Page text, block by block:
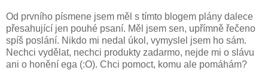
Od prvního písmene jsem měl s tímto blogem plány dalece
přesahující jen pouhé psaní. Měl jsem sen, upřímně řečeno
spíš poslání. Nikdo mi nedal úkol, vymyslel jsem ho sám.
Nechci vydělat, nechci produkty zadarmo, nejde mi o slávu
ani o honění ega (:O). Chci pomoct, komu ale pomáhám?